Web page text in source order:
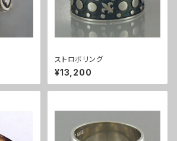
ストロボリング
¥13,200